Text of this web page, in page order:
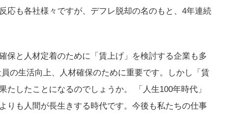
応も各社様々ですが、デフレ脱却の名のもと、4年連続
保と人材定着のために「賃上げ」を検討する企業も多
の生活向上、人材確保のために重要です。しかし「賃
したことになるのでしょうか。 「人生100年時代」
りも人間が長生きする時代です。今後も私たちの仕事